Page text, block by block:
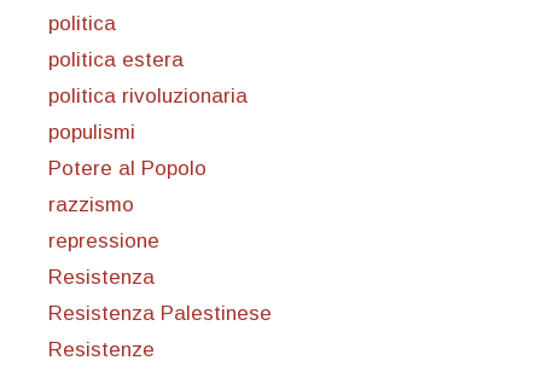
politica
politica estera
politica rivoluzionaria
populismi
Potere al Popolo
razzismo
repressione
Resistenza
Resistenza Palestinese
Resistenze